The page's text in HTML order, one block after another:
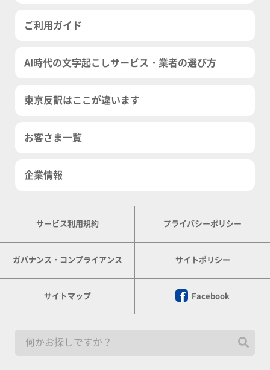
ご利用ガイド
AI時代の文字起こしサービス・業者の選び方
東京反訳はここが違います
お客さま一覧
企業情報
サービス利用規約 プライバシーポリシー
ガバナンス・コンプライアンス サイトポリシー
サイトマップ Facebook